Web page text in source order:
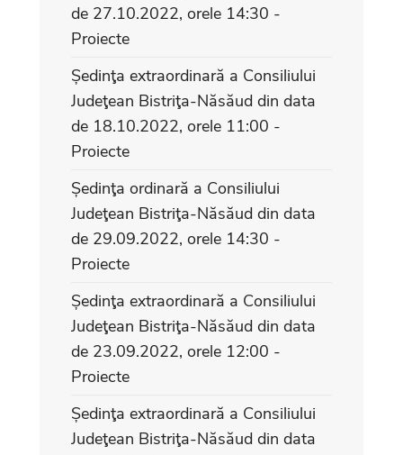
de 27.10.2022, orele 14:30 -
Proiecte
Ședinţa extraordinară a Consiliului
Judeţean Bistriţa-Năsăud din data
de 18.10.2022, orele 11:00 -
Proiecte
Ședinţa ordinară a Consiliului
Judeţean Bistriţa-Năsăud din data
de 29.09.2022, orele 14:30 -
Proiecte
Ședinţa extraordinară a Consiliului
Judeţean Bistriţa-Năsăud din data
de 23.09.2022, orele 12:00 -
Proiecte
Ședinţa extraordinară a Consiliului
Judeţean Bistriţa-Năsăud din data